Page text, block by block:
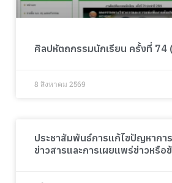
ศิลปหัตถกรรมนักเรียน ครั้งที่ 74
8 สิงหาคม 2569
ประชาสัมพันธ์การแก้ไขปัญหากา
ข่าวสารและการเผยแพร่ข่าวหรือ